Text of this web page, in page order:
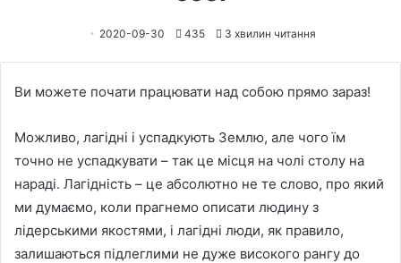
2020-09-30 435 3 хвилин читання
Ви можете почати працювати над собою прямо зараз!
Можливо, лагідні і успадкують Землю, але чого їм
точно не успадкувати – так це місця на чолі столу на
нараді. Лагідність – це абсолютно не те слово, про який
ми думаємо, коли прагнемо описати людину з
лідерськими якостями, і лагідні люди, як правило,
залишаються підлеглими не дуже високого рангу до